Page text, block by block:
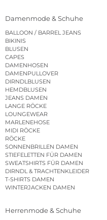
Damenmode & Schuhe
BALLOON / BARREL JEANS
BIKINIS
BLUSEN
CAPES
DAMENHOSEN
DAMENPULLOVER
DIRNDLBLUSEN
HEMDBLUSEN
JEANS DAMEN
LANGE RÖCKE
LOUNGEWEAR
MARLENEHOSE
MIDI RÖCKE
RÖCKE
SONNENBRILLEN DAMEN
STIEFELETTEN FÜR DAMEN
SWEATSHIRTS FÜR DAMEN
DIRNDL & TRACHTENKLEIDER
T-SHIRTS DAMEN
WINTERJACKEN DAMEN
Herrenmode & Schuhe